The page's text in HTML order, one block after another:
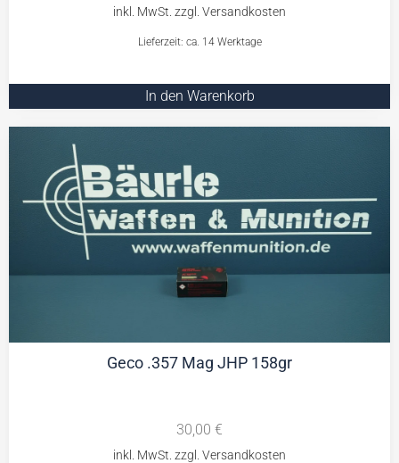
Lieferzeit: ca. 14 Werktage
In den Warenkorb
Geco .357 Mag JHP 158gr
30,00 €